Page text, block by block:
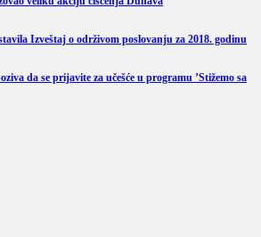
Izveštaj o održivom poslovanju za 2018. godinu
da se prijavite za učešće u programu ’Stižemo sa